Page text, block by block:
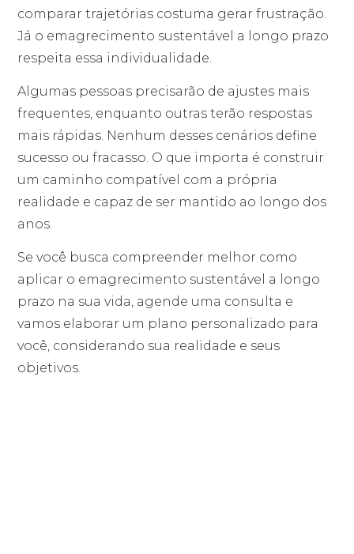
comparar trajetórias costuma gerar frustração.
Já o emagrecimento sustentável a longo prazo
respeita essa individualidade.
Algumas pessoas precisarão de ajustes mais
frequentes, enquanto outras terão respostas
mais rápidas. Nenhum desses cenários define
sucesso ou fracasso. O que importa é construir
um caminho compatível com a própria
realidade e capaz de ser mantido ao longo dos
anos.
Se você busca compreender melhor como
aplicar o emagrecimento sustentável a longo
prazo na sua vida, agende uma consulta e
vamos elaborar um plano personalizado para
você, considerando sua realidade e seus
objetivos.